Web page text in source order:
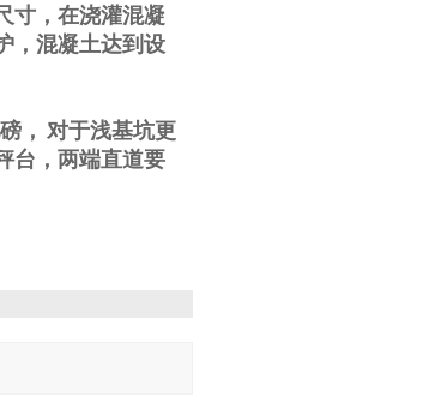
寸，在浇灌混凝
，混凝土达到设
， 对于浅基坑更
台，两端直道要